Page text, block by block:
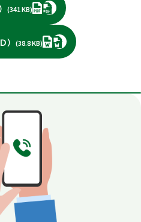
(341 KB) PDF
） (38.8 KB) DOCX